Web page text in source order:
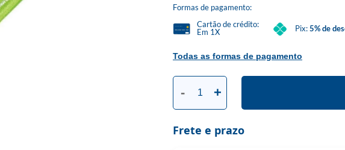
Formas de pagamento:
Todas as formas de pagamento
Cartão de crédito:
Em 1X
Pix:5% de
- +
Frete e prazo